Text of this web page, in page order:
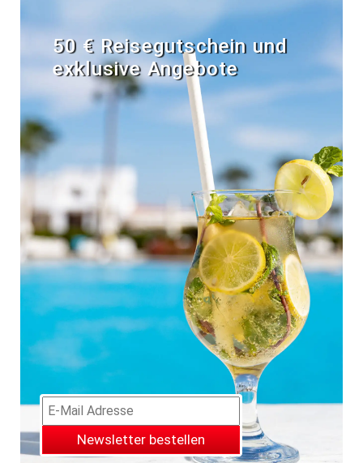
50 € Reisegutschein und
exklusive Angebote
Newsletter bestellen